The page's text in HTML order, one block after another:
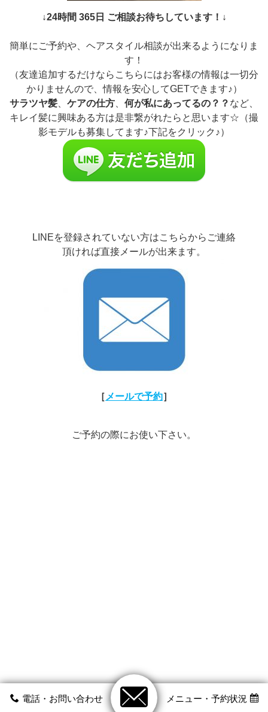
電話・お問い合わせ メニュー・予約状況
↓24時間 365日 ご相談お待ちしています！↓
簡単にご予約や、ヘアスタイル相談が出来るようになりま
す！
（友達追加するだけならこちらにはお客様の情報は一切分
かりませんので、情報を安心してGETできます♪）
サラツヤ髪
ケアの仕方 何が私にあってるの？？ など、
キレイ髪に興味ある方は是非繋がれたらと思います☆（撮
影モデルも募集してます♪下記をクリック♪）
LINEを登録されていない方はこちらからご連絡
頂ければ直接メールが出来ます。
［ メールで予約］
ご予約の際にお使い下さい。